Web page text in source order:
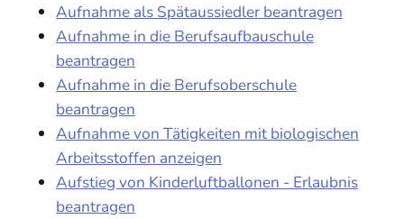
Aufnahme als Spätaussiedler beantragen
Aufnahme in die Berufsaufbauschule
beantragen
Aufnahme in die Berufsoberschule
beantragen
Aufnahme von Tätigkeiten mit biologischen
Arbeitsstoffen anzeigen
Aufstieg von Kinderluftballonen - Erlaubnis
beantragen